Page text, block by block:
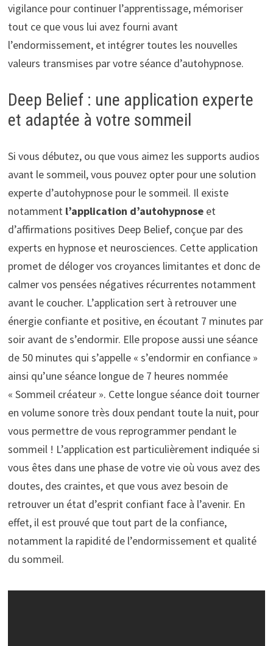
vigilance pour continuer l’apprentissage, mémoriser
tout ce que vous lui avez fourni avant
l’endormissement, et intégrer toutes les nouvelles
valeurs transmises par votre séance d’autohypnose.
Deep Belief : une application experte
et adaptée à votre sommeil
Si vous débutez, ou que vous aimez les supports audios
avant le sommeil, vous pouvez opter pour une solution
experte d’autohypnose pour le sommeil. Il existe
notamment l’application d’autohypnoseet
d’affirmations positives Deep Belief, conçue par des
experts en hypnose et neurosciences. Cette application
promet de déloger vos croyances limitantes et donc de
calmer vos pensées négatives récurrentes notamment
avant le coucher. L’application sert à retrouver une
énergie confiante et positive, en écoutant 7 minutes par
soir avant de s’endormir. Elle propose aussi une séance
de 50 minutes qui s’appelle « s’endormir en confiance »
ainsi qu’une séance longue de 7 heures nommée
« Sommeil créateur ». Cette longue séance doit tourner
en volume sonore très doux pendant toute la nuit, pour
vous permettre de vous reprogrammer pendant le
sommeil ! L’application est particulièrement indiquée si
vous êtes dans une phase de votre vie où vous avez des
doutes, des craintes, et que vous avez besoin de
retrouver un état d’esprit confiant face à l’avenir. En
effet, il est prouvé que tout part de la confiance,
notamment la rapidité de l’endormissement et qualité
du sommeil.